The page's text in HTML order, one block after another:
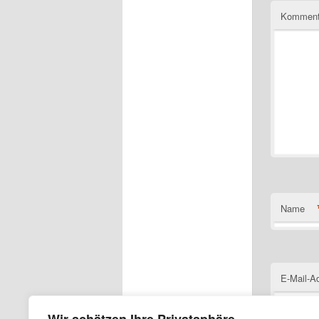
Name
E-Mail-